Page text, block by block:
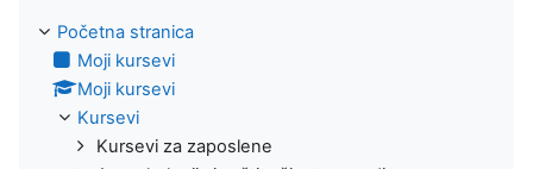
Početna stranica
Moji kursevi
Moji kursevi
Kursevi
Kursevi za zaposlene